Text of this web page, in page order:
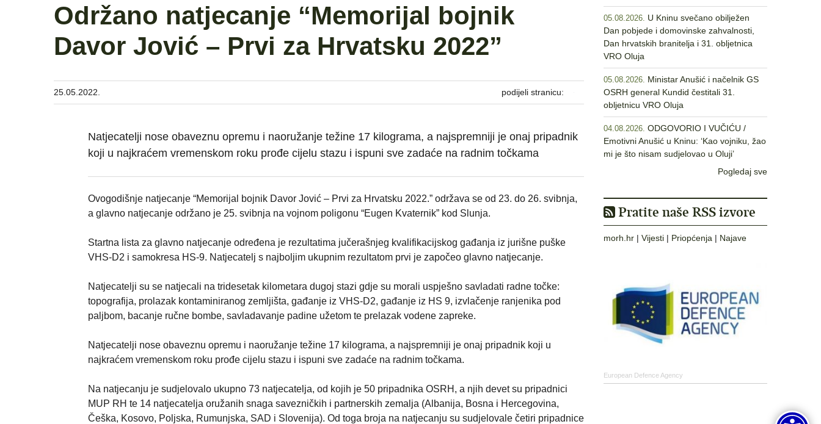
Održano natjecanje “Memorijal bojnik
Davor Jović – Prvi za Hrvatsku 2022”
25.05.2022. podijeli stranicu:
Natjecatelji nose obaveznu opremu i naoružanje težine 17 kilograma, a najspremniji je onaj pripadnik
koji u najkraćem vremenskom roku prođe cijelu stazu i ispuni sve zadaće na radnim točkama
Ovogodišnje natjecanje “Memorijal bojnik Davor Jović – Prvi za Hrvatsku 2022.” održava se od 23. do 26. svibnja,
a glavno natjecanje održano je 25. svibnja na vojnom poligonu “Eugen Kvaternik” kod Slunja.
Startna lista za glavno natjecanje određena je rezultatima jučerašnjeg kvalifikacijskog gađanja iz jurišne puške
VHS-D2 i samokresa HS-9. Natjecatelj s najboljim ukupnim rezultatom prvi je započeo glavno natjecanje.
Natjecatelji su se natjecali na tridesetak kilometara dugoj stazi gdje su morali uspješno savladati radne točke:
topografija, prolazak kontaminiranog zemljišta, gađanje iz VHS-D2, gađanje iz HS 9, izvlačenje ranjenika pod
paljbom, bacanje ručne bombe, savladavanje padine užetom te prelazak vodene zapreke.
Natjecatelji nose obaveznu opremu i naoružanje težine 17 kilograma, a najspremniji je onaj pripadnik koji u
najkraćem vremenskom roku prođe cijelu stazu i ispuni sve zadaće na radnim točkama.
Na natjecanju je sudjelovalo ukupno 73 natjecatelja, od kojih je 50 pripadnika OSRH, a njih devet su pripadnici
MUP RH te 14 natjecatelja oružanih snaga savezničkih i partnerskih zemalja (Albanija, Bosna i Hercegovina,
Češka, Kosovo, Poljska, Rumunjska, SAD i Slovenija). Od toga broja na natjecanju su sudjelovale četiri pripadnice
05.08.2026. U Kninu svečano obilježen
Dan pobjede i domovinske zahvalnosti,
Dan hrvatskih branitelja i 31. obljetnica
VRO Oluja
05.08.2026. Ministar Anušić i načelnik GS
OSRH general Kundid čestitali 31.
obljetnicu VRO Oluja
04.08.2026. ODGOVORIO I VUČIĆU /
Emotivni Anušić u Kninu: ‘Kao vojniku, žao
mi je što nisam sudjelovao u Oluji’
Pogledaj sve
Pratite naše RSS izvore
morh.hr | Vijesti | Priopćenja | Najave
European Defence Agency